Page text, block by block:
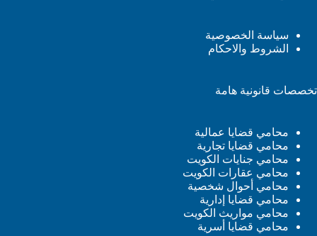
سياسة الخصوصية
الشروط والاحكام
تخصصات قانونية هامة
محامي قضايا عمالية
محامي قضايا تجارية
محامي جنايات الكويت
محامي عقارات الكويت
محامي أحوال شخصية
محامي قضايا إدارية
محامي مواريث الكويت
محامي قضايا أسرية